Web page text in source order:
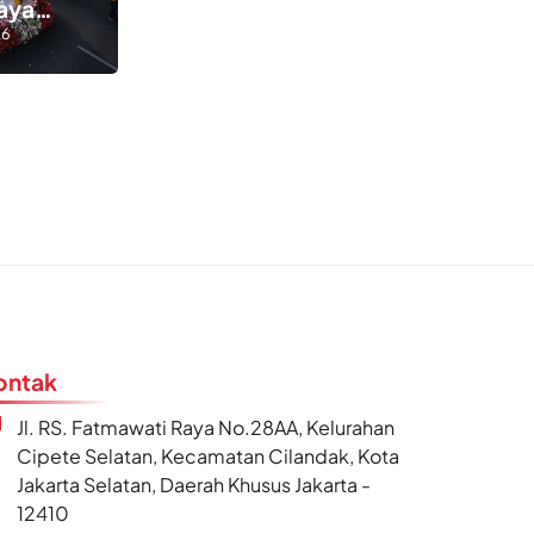
Kota
Jl. RS. Fatmawati Raya No.28AA, Kelurahan
Cipete Selatan, Kecamatan Cilandak, Kota
Jakarta Selatan, Daerah Khusus Jakarta -
12410